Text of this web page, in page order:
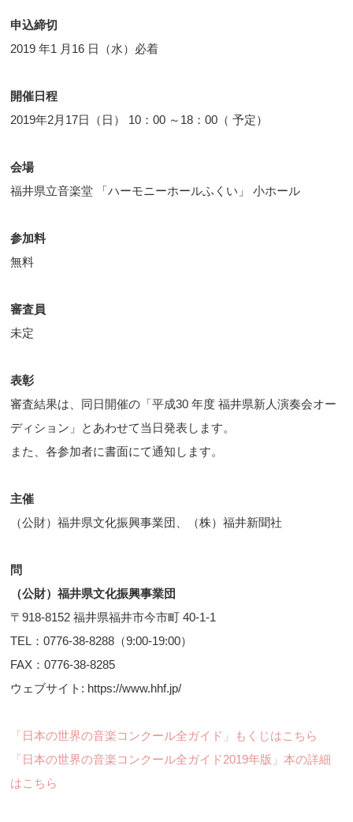
申込締切
2019 年1 月16 日（水）必着
開催日程
2019年2月17日（日） 10：00 ～18：00（ 予定）
会場
福井県立音楽堂 「ハーモニーホールふくい」 小ホール
参加料
無料
審査員
未定
表彰
審査結果は、同日開催の「平成30 年度 福井県新人演奏会オー
ディション」とあわせて当日発表します。
また、各参加者に書面にて通知します。
主催
（公財）福井県文化振興事業団、（株）福井新聞社
問
（公財）福井県文化振興事業団
〒918-8152 福井県福井市今市町 40-1-1
TEL：0776-38-8288（9:00-19:00）
FAX：0776-38-8285
ウェブサイト: https://www.hhf.jp/
「日本の世界の音楽コンクール全ガイド」もくじはこちら
「日本の世界の音楽コンクール全ガイド2019年版」本の詳細
はこちら